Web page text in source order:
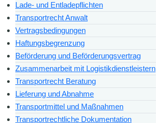
Lade- und Entladepflichten
Transportrecht Anwalt
Vertragsbedingungen
Haftungsbegrenzung
Beförderung und Beförderungsvertrag
Zusammenarbeit mit Logistikdienstleistern
Transportrecht Beratung
Lieferung und Abnahme
Transportmittel und Maßnahmen
Transportrechtliche Dokumentation